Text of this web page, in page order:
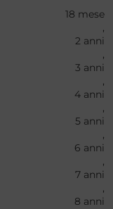
18 mese
,
2 anni
,
3 anni
,
4 anni
,
5 anni
,
6 anni
,
7 anni
,
8 anni